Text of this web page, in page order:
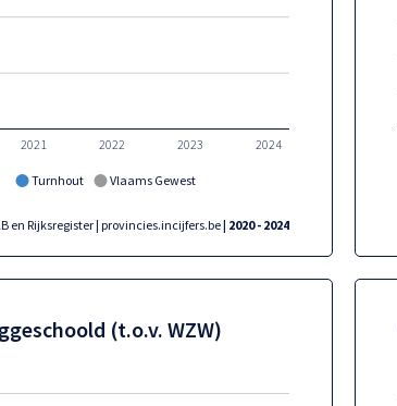
Turnhout Vlaams Gewest
2021 2022 2023 2024
en Rijksregister | provincies.incijfers.be| 2020 - 2024
(t.o.v. WZW)